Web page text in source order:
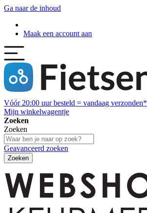
Ga naar de inhoud
Maak een account aan
Vóór 20:00 uur besteld = vandaag verzonden*
Mijn winkelwagentje
Zoeken
Zoeken
Geavanceerd zoeken
Zoeken